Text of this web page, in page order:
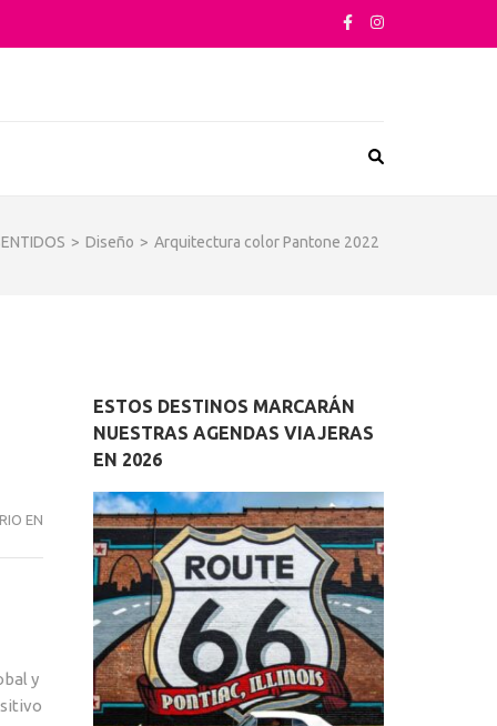
> Diseño > Arquitectura color Pantone 2022
ENARQUITECTURA
PANTONE
y
ESTOS DESTINOS MARCARÁN
NUESTRAS AGENDAS VIAJERAS
EN 2026